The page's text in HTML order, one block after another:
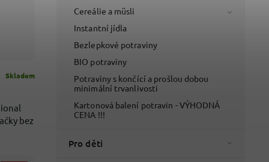
Cereálie a müsli
Instantní jídla
Bezlepkové potraviny
BIO potraviny
Potraviny s končící a prošlou dobou
minimální trvanlivosti
Kartonová balení potravin - VÝHODNÁ
CENA !!!
Pro děti
bez
Skladem